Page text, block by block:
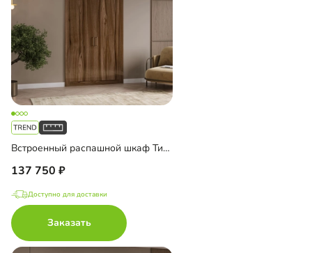
Встроенный распашной шкаф Тино-2-2
137 750
Доступно для доставки
Заказать